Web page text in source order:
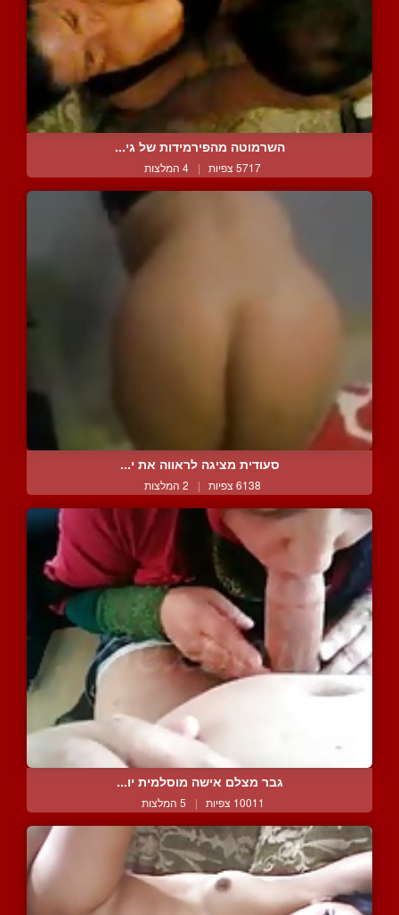
השרמוטה מהפירמידות של גי...
5717 צפיות | 4 המלצות
סעודית מציגה לראווה את י...
6138 צפיות | 2 המלצות
גבר מצלם אישה מוסלמית יו...
10011 צפיות | 5 המלצות